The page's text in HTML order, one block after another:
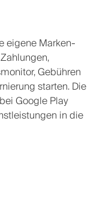
eigene Marken-
Gebühren
starten. Die
Google Play
in die